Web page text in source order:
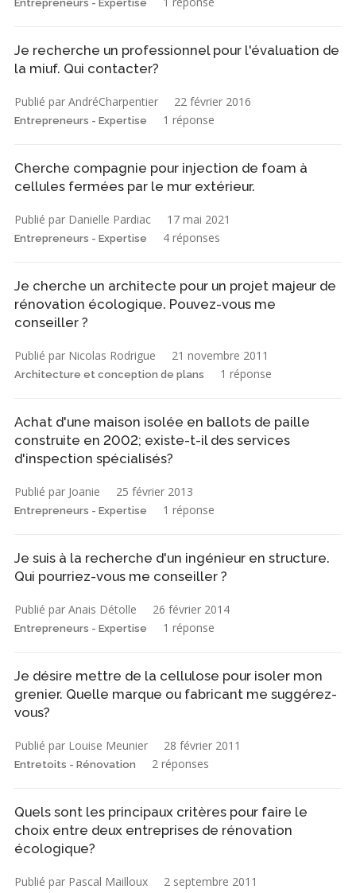
Entrepreneurs - Expertise
Je recherche un professionnel pour l'évaluation de
la miuf. Qui contacter?
Publié par AndréCharpentier 22 février 2016
Entrepreneurs - Expertise 1 réponse
Cherche compagnie pour injection de foam à
cellules fermées par le mur extérieur.
Publié par Danielle Pardiac 17 mai 2021
Entrepreneurs - Expertise 4 réponses
Je cherche un architecte pour un projet majeur de
rénovation écologique. Pouvez-vous me
conseiller ?
Publié par Nicolas Rodrigue 21 novembre 2011
Architecture et conception de plans 1 réponse
Achat d'une maison isolée en ballots de paille
construite en 2002; existe-t-il des services
d'inspection spécialisés?
Publié par Joanie 25 février 2013
Entrepreneurs - Expertise 1 réponse
Je suis à la recherche d'un ingénieur en structure.
Qui pourriez-vous me conseiller ?
Publié par Anais Détolle 26 février 2014
Entrepreneurs - Expertise 1 réponse
Je désire mettre de la cellulose pour isoler mon
grenier. Quelle marque ou fabricant me suggérez-
vous?
Publié par Louise Meunier 28 février 2011
Entretoits - Rénovation 2 réponses
Quels sont les principaux critères pour faire le
choix entre deux entreprises de rénovation
écologique?
Publié par Pascal Mailloux 2 septembre 2011